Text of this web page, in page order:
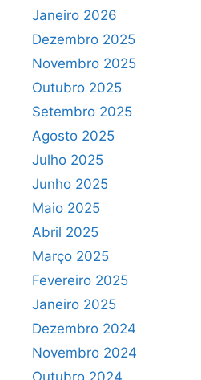
Janeiro 2026
Dezembro 2025
Novembro 2025
Outubro 2025
Setembro 2025
Agosto 2025
Julho 2025
Junho 2025
Maio 2025
Abril 2025
Março 2025
Fevereiro 2025
Janeiro 2025
Dezembro 2024
Novembro 2024
Outubro 2024